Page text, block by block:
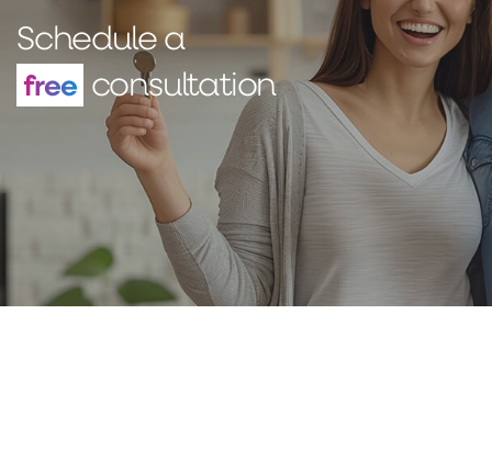
Schedule a
free consultation